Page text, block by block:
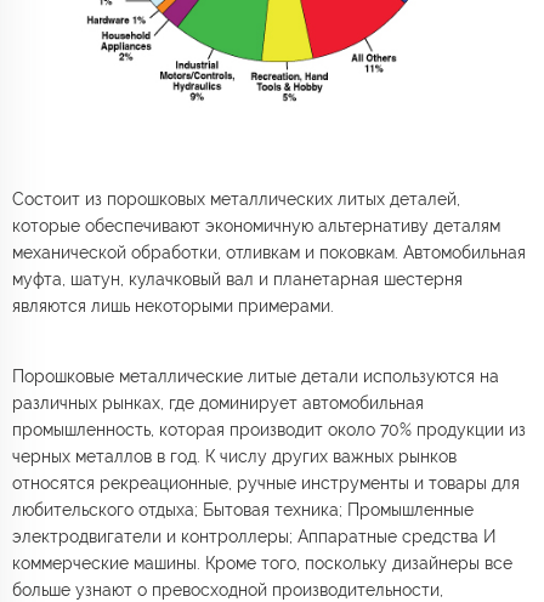
Состоит из порошковых металлических литых деталей,
которые обеспечивают экономичную альтернативу деталям
механической обработки, отливкам и поковкам. Автомобильная
муфта, шатун, кулачковый вал и планетарная шестерня
являются лишь некоторыми примерами.
Порошковые металлические литые детали используются на
различных рынках, где доминирует автомобильная
промышленность, которая производит около 70% продукции из
черных металлов в год. К числу других важных рынков
относятся рекреационные, ручные инструменты и товары для
любительского отдыха; Бытовая техника; Промышленные
электродвигатели и контроллеры; Аппаратные средства И
коммерческие машины. Кроме того, поскольку дизайнеры все
больше узнают о превосходной производительности,